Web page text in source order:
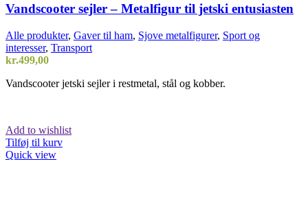
Vandscooter sejler – Metalfigur til jetski entusiasten
Alle produkter, Gaver til ham, Sjove metalfigurer, Sport og
interesser, Transport
kr.499,00
Vandscooter jetski sejler i restmetal, stål og kobber.
Add to wishlist
Tilføj til kurv
Quick view